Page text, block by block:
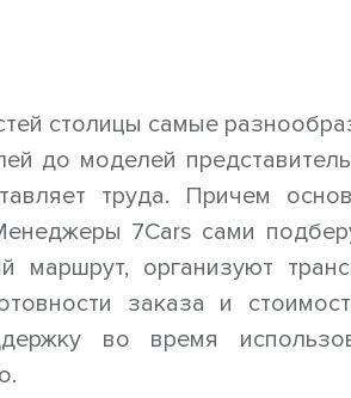
столицы самые
до моделей
труда. Причем
7Cars сами
маршрут, организуют
заказа и
во время